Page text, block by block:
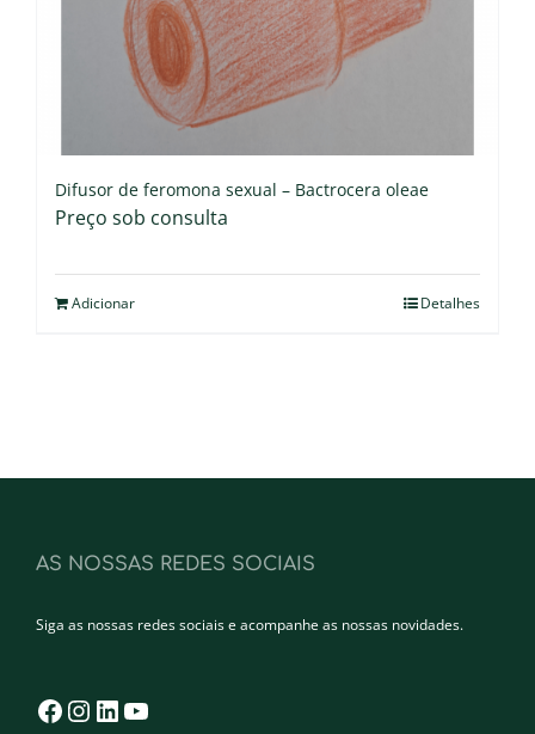
Difusor de feromona sexual – Bactrocera oleae
Preço sob consulta
Adicionar Detalhes
AS NOSSAS REDES SOCIAIS
Siga as nossas redes sociais e acompanhe as nossas novidades.
Facebook
Instagram
LinkedIn